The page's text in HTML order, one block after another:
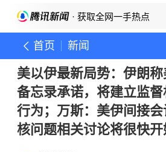
· 获取全网一手热点
首页 新闻
美以伊最新局势：伊朗
备忘录承诺，将建立监
行为；万斯：美伊间接会
核问题相关讨论将很快开